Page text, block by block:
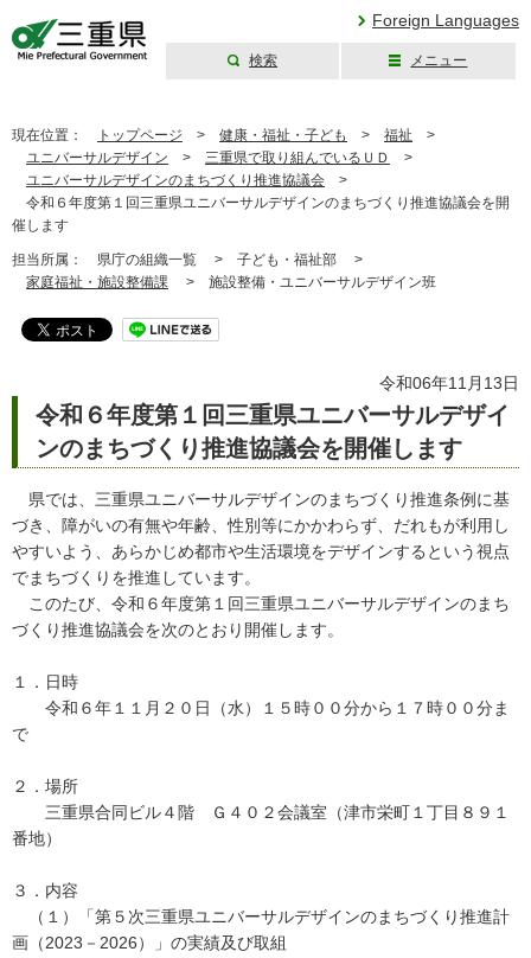
Foreign Languages
検索 メニュー
現在位置： トップページ > 健康・福祉・子ども > 福祉 >
ユニバーサルデザイン > 三重県で取り組んでいるＵＤ
>
ユニバーサルデザインのまちづくり推進協議会 >
令和６年度第１回三重県ユニバーサルデザインのまちづくり推進協議会を開
催します
担当所属： 県庁の組織一覧 > 子ども・福祉部 >
家庭福祉・施設整備課 > 施設整備・ユニバーサルデザイン班
令和06年11月13日
令和６年度第１回三重県ユニバーサルデザイ
ンのまちづくり推進協議会を開催します
県では、三重県ユニバーサルデザインのまちづくり推進条例に基
づき、障がいの有無や年齢、性別等にかかわらず、だれもが利用し
やすいよう、あらかじめ都市や生活環境をデザインするという視点
でまちづくりを推進しています。
このたび、令和６年度第１回三重県ユニバーサルデザインのまち
づくり推進協議会を次のとおり開催します。
１．日時
令和６年１１月２０日（水）１５時００分から１７時００分ま
で
２．場所
三重県合同ビル４階 Ｇ４０２会議室（津市栄町１丁目８９１
番地）
３．内容
（１）「第５次三重県ユニバーサルデザインのまちづくり推進計
画（2023－2026）」の実績及び取組